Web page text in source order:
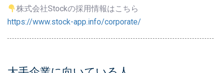
株式会社Stockの採用情報はこちら
https://www.stock-app.info/corporate/